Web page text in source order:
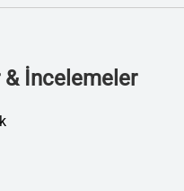
& İncelemeler